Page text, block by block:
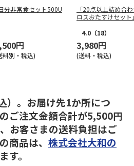
分非常食セット500U
円
料別・税込)
「20点以上詰め合
ロスおたすけセット
4.0 （18）
3,980円
(送料・税込)
）。お届け先1か所につ
ご注文金額合計が5,500円
お客さまの送料負担はご
商品は、 株式会社大和の
す。